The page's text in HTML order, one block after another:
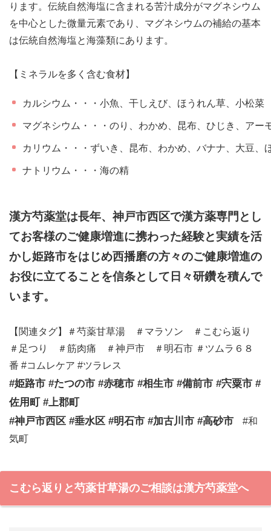
ります。伝統自然海塩に含まれる苦汁成分がマグネシウム
を中心とした微量元素であり、マグネシウムの補給の基本
は伝統自然海塩と海藻類にあります。
【ミネラルを多く含む食材】
カルシウム・・・小魚、干しえび、ほうれん草、小松菜
マグネシウム・・・のり、わかめ、昆布、ひじき、アー
カリウム・・・ずいき、昆布、わかめ、バナナ、大豆、
ナトリウム・・・海の精
漢方芍薬堂は長年、神戸市西区で漢方薬専門とし
てお客様のご健康増進に携わった経験と実績を活
かし姫路市をはじめ西播磨の方々のご健康増進の
お役に立てることを信条として日々研鑽を積んで
います。
【関連タグ】＃芍薬甘草湯 ＃マラソン ＃こむら返り
＃足つり ＃筋肉痛 ＃神戸市 ＃明石市 ＃ツムラ６８
番 #コムレケア #ツラレス
#姫路市 #たつの市 #赤穂市 #相生市 #備前市 #宍粟市 #
佐用町 #上郡町
#神戸市西区 #垂水区 #明石市 #加古川市 #高砂市 #和
気町
こむら返りと芍薬甘草湯のご相談は漢方芍薬堂へ